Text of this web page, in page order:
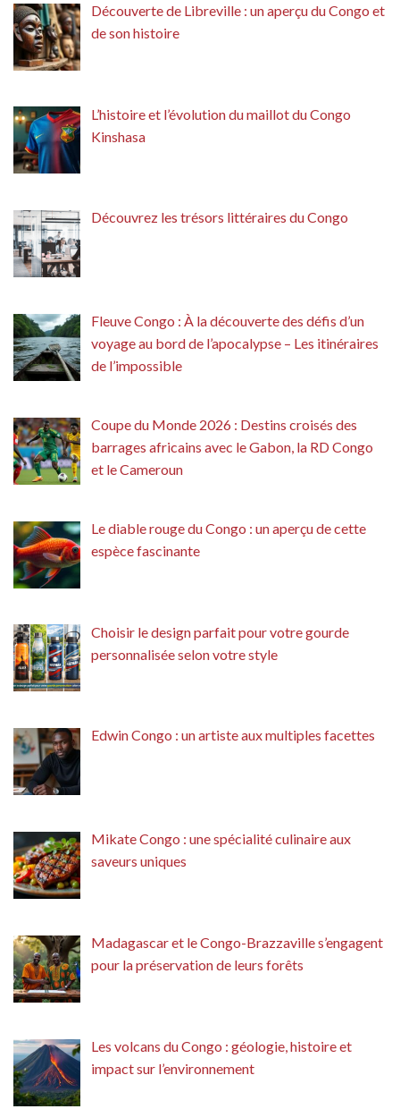
Découverte de Libreville : un aperçu du Congo et
de son histoire
L’histoire et l’évolution du maillot du Congo
Kinshasa
Découvrez les trésors littéraires du Congo
Fleuve Congo : À la découverte des défis d’un
voyage au bord de l’apocalypse – Les itinéraires
de l’impossible
Coupe du Monde 2026 : Destins croisés des
barrages africains avec le Gabon, la RD Congo
et le Cameroun
Le diable rouge du Congo : un aperçu de cette
espèce fascinante
Choisir le design parfait pour votre gourde
personnalisée selon votre style
Edwin Congo : un artiste aux multiples facettes
Mikate Congo : une spécialité culinaire aux
saveurs uniques
Madagascar et le Congo-Brazzaville s’engagent
pour la préservation de leurs forêts
Les volcans du Congo : géologie, histoire et
impact sur l’environnement